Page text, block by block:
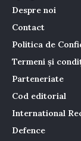
Despre noi
Contact
Politica de
Termeni și
Parteneriate
Cod editorial
International
Defence